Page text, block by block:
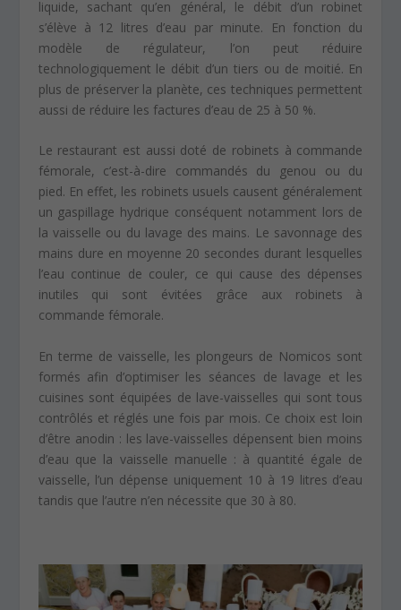
liquide, sachant qu’en général, le débit d’un robinet
s’élève à 12 litres d’eau par minute. En fonction du
modèle de régulateur, l’on peut réduire
technologiquement le débit d’un tiers ou de moitié. En
plus de préserver la planète, ces techniques permettent
aussi de réduire les factures d’eau de 25 à 50 %.
Le restaurant est aussi doté de robinets à commande
fémorale, c’est-à-dire commandés du genou ou du
pied. En effet, les robinets usuels causent généralement
un gaspillage hydrique conséquent notamment lors de
la vaisselle ou du lavage des mains. Le savonnage des
mains dure en moyenne 20 secondes durant lesquelles
l’eau continue de couler, ce qui cause des dépenses
inutiles qui sont évitées grâce aux robinets à
commande fémorale.
En terme de vaisselle, les plongeurs de Nomicos sont
formés afin d’optimiser les séances de lavage et les
cuisines sont équipées de lave-vaisselles qui sont tous
contrôlés et réglés une fois par mois. Ce choix est loin
d’être anodin : les lave-vaisselles dépensent bien moins
d’eau que la vaisselle manuelle : à quantité égale de
vaisselle, l’un dépense uniquement 10 à 19 litres d’eau
tandis que l’autre n’en nécessite que 30 à 80.